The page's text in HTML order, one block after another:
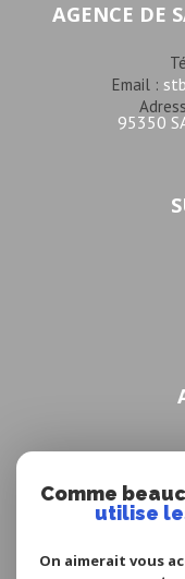
AGENCE DE
Email :
95350
Comme
utilise
On aimerait vous